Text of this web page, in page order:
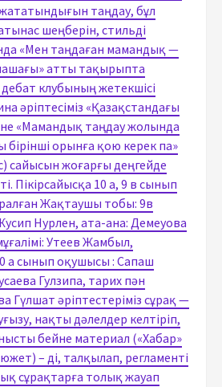
таңдау, бұл
шеңберін, стильді
«Мен таңдаған мамандық —
атты тақырыпта
клубының жетекшісі
әріптесіміз «Қазақстандағы
«Мамандық таңдау жолында
бірінші орынға қою керек па»
сайысын жоғарғы деңгейде
Пікірсайысқа 10 а, 9 в сынып
Жақтаушы тобы: 9в
Нурлен, ата-ана: Демеуова
Утеев Жамбыл,
а сынып оқушысы : Сапаш
Гулзипа, тарих пән
Гүлшат әріптестеріміз сұрақ —
нақты дәлелдер келтіріп,
бейне материал («Хабар»
– ді, талқылап, регламенті
сұрақтарға толық жауап